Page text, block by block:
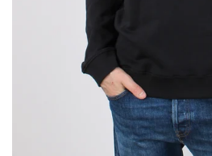
Abbigliamento